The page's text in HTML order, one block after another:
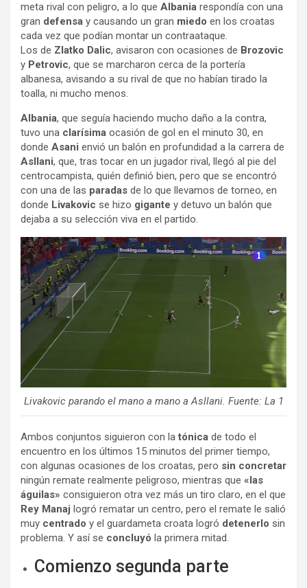
meta rival con peligro, a lo que Albania respondía con una
gran defensa y causando un gran miedo en los croatas
cada vez que podían montar un contraataque.
Los de Zlatko Dalic, avisaron con ocasiones de Brozovic
y Petrovic, que se marcharon cerca de la portería
albanesa, avisando a su rival de que no habían tirado la
toalla, ni mucho menos.
Albania, que seguía haciendo mucho daño a la contra,
tuvo una clarísima ocasión de gol en el minuto 30, en
donde Asani envió un balón en profundidad a la carrera de
Asllani, que, tras tocar en un jugador rival, llegó al pie del
centrocampista, quién definió bien, pero que se encontró
con una de las paradas de lo que llevamos de torneo, en
donde Livakovic se hizo gigante y detuvo un balón que
dejaba a su selección viva en el partido.
Livakovic parando el mano a mano a Asllani. Fuente: La 1
Ambos conjuntos siguieron con latónica de todo el
encuentro en los últimos 15 minutos del primer tiempo,
con algunas ocasiones de los croatas, pero sin concretar
ningún remate realmente peligroso, mientras que «las
águilas» consiguieron otra vez más un tiro claro, en el que
Rey Manaj logró rematar un centro, pero el remate le salió
muy centrado y el guardameta croata logró detenerlo sin
problema. Y así se concluyó la primera mitad.
Comienzo segunda parte